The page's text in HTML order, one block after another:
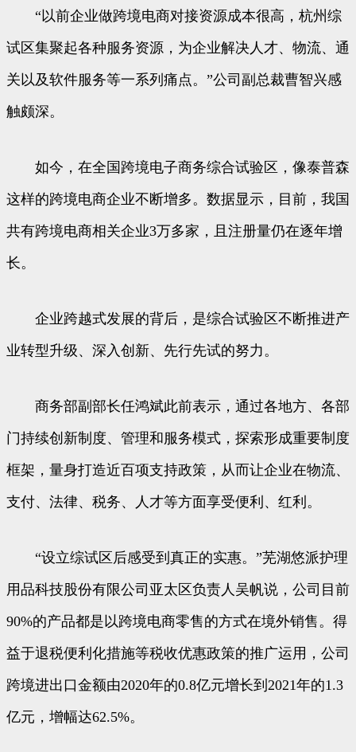
“以前企业做跨境电商对接资源成本很高，杭州综
试区集聚起各种服务资源，为企业解决人才、物流、通
关以及软件服务等一系列痛点。”公司副总裁曹智兴感
触颇深。
如今，在全国跨境电子商务综合试验区，像泰普森
这样的跨境电商企业不断增多。数据显示，目前，我国
共有跨境电商相关企业3万多家，且注册量仍在逐年增
长。
企业跨越式发展的背后，是综合试验区不断推进产
业转型升级、深入创新、先行先试的努力。
商务部副部长任鸿斌此前表示，通过各地方、各部
门持续创新制度、管理和服务模式，探索形成重要制度
框架，量身打造近百项支持政策，从而让企业在物流、
支付、法律、税务、人才等方面享受便利、红利。
“设立综试区后感受到真正的实惠。”芜湖悠派护理
用品科技股份有限公司亚太区负责人吴帆说，公司目前
90%的产品都是以跨境电商零售的方式在境外销售。得
益于退税便利化措施等税收优惠政策的推广运用，公司
跨境进出口金额由2020年的0.8亿元增长到2021年的1.3
亿元，增幅达62.5%。